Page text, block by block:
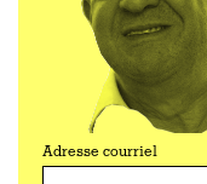
Adresse courriel